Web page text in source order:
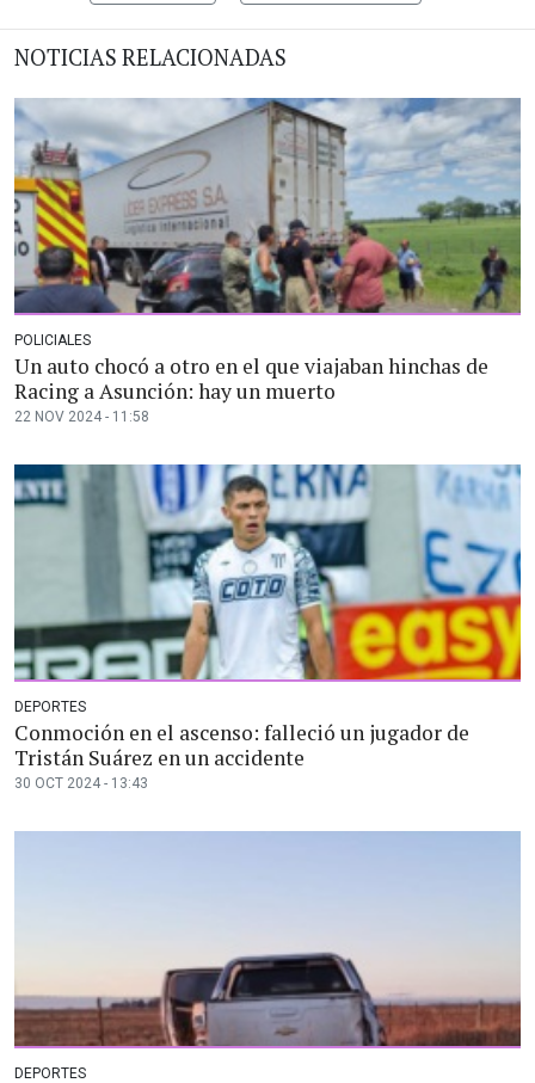
NOTICIAS RELACIONADAS
POLICIALES
Un auto chocó a otro en el que viajaban hinchas de
Racing a Asunción: hay un muerto
22 NOV 2024 - 11:58
DEPORTES
Conmoción en el ascenso: falleció un jugador de
Tristán Suárez en un accidente
30 OCT 2024 - 13:43
DEPORTES